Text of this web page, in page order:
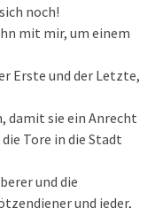
noch!
mit mir, um einem
Erste und der Letzte,
damit sie ein Anrecht
Tore in die Stadt
und die
und jeder,